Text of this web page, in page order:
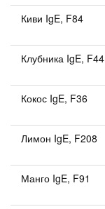
Киви IgE, F84
Клубника IgE, F44
Кокос IgE, F36
Лимон IgE, F208
Манго IgE, F91